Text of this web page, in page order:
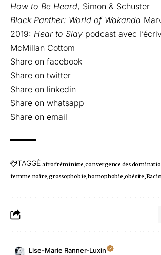
How to Be Heard, Simon & Schuster
Black Panther: World of Wakanda
2019: Hear to Slay podcast avec
McMillan Cottom
Share on facebook
Share on twitter
Share on linkedin
Share on whatsapp
Share on email
TAGGÉafrofréministe convergence des
femme noire grossophobie homophobie obésité
Lise-Marie Ranner-Luxin